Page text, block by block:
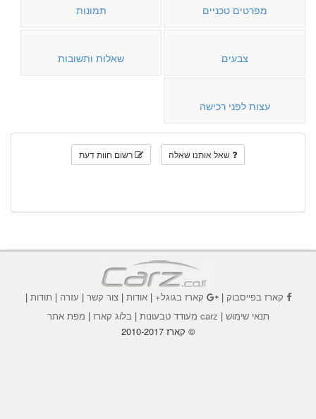
מפרטים טכניים תמונות
צבעים שאלות ותשובות
עצות לפני רכישה
שאל אותנו שאלה רשום חוות דעת
קארז בפייסבוק| קארז בגוגל+|אודות |צור קשר | עזרה | תודות |
תנאי שימוש | carz מעודד טבעונות | בלוג קארז | מפת אתר
© קארז 2010-2017